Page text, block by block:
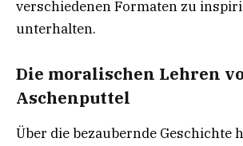
verschiedenen Formaten zu
unterhalten.
Die moralischen Lehren
Aschenputtel
Über die bezaubernde Geschichte